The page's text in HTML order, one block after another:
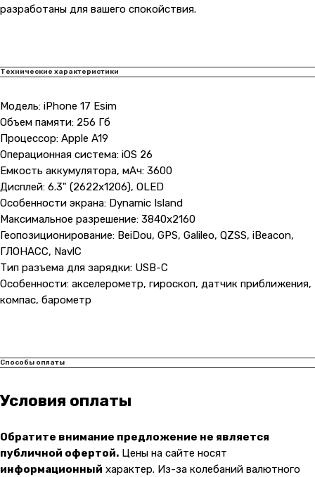
разработаны для вашего спокойствия.
Технические характеристики
Модель: iPhone 17 Esim
Объем памяти: 256 Гб
Процессор: Apple A19
Операционная система: iOS 26
Емкость аккумулятора, мАч: 3600
Дисплей: 6.3" (2622x1206), OLED
Особенности экрана: Dynamic Island
Максимальное разрешение: 3840x2160
Геопозиционирование: BeiDou, GPS, Galileo, QZSS, iBeacon,
ГЛОНАСС, NavlC
Тип разъема для зарядки: USB-C
Особенности: акселерометр, гироскоп, датчик приближения,
компас, барометр
Способы оплаты
Условия оплаты
Обратите внимание предложение не является
публичной офертой. Цены на сайте носят
информационный характер. Из-за колебаний валютного
malikpochinit@mail.ru
Пн-Пт: 10:00 — 21:00
Сб-Вс: 10:00 — 20:00